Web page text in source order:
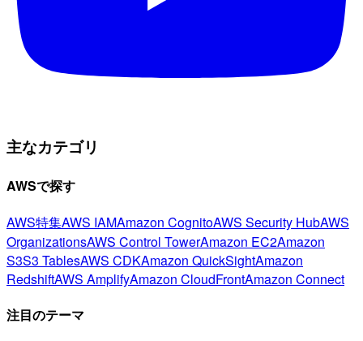
主なカテゴリ
AWSで探す
AWS特集AWS IAMAmazon CognitoAWS Security HubAWS
OrganizationsAWS Control TowerAmazon EC2Amazon
S3S3 TablesAWS CDKAmazon QuickSightAmazon
RedshiftAWS AmplifyAmazon CloudFrontAmazon Connect
注目のテーマ